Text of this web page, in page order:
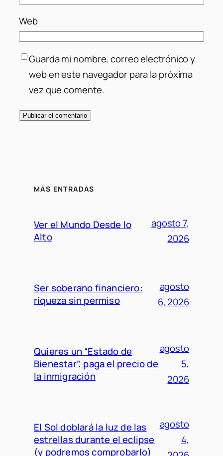
Web
Guarda mi nombre, correo electrónico y
web en este navegador para la próxima
vez que comente.
MÁS ENTRADAS
Ver el Mundo Desde lo
Alto
agosto 7,
2026
Ser soberano financiero:
riqueza sin permiso
agosto
6, 2026
Quieres un “Estado de
Bienestar”, paga el precio de
la inmigración
agosto
5,
2026
El Sol doblará la luz de las
estrellas durante el eclipse
(y podremos comprobarlo)
agosto
4,